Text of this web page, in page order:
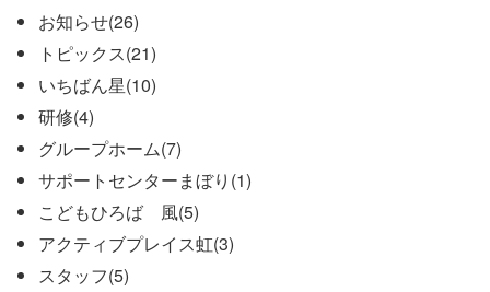
お知らせ(26)
トピックス(21)
いちばん星(10)
研修(4)
グループホーム(7)
サポートセンターまぼり(1)
こどもひろば 風(5)
アクティブプレイス虹(3)
スタッフ(5)